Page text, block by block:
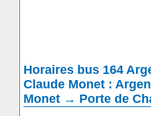
Horaires bus 164
Claude Monet :
Monet → Porte de